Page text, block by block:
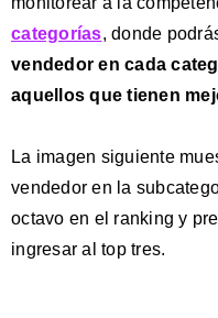
categorías, donde
vendedor en cada
aquellos que tienen
La imagen siguiente
vendedor en la
octavo en el ranking y
ingresar al top tres.